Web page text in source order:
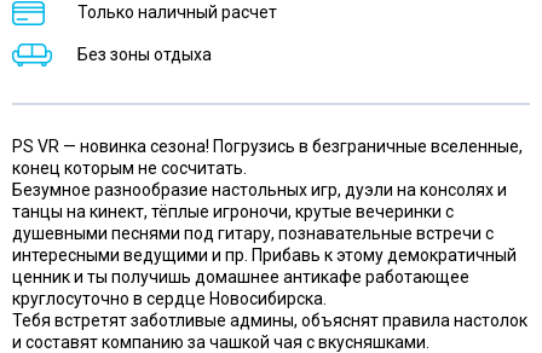
Только наличный расчет
Без зоны отдыха
PS VR — новинка сезона! Погрузись в безграничные вселенные,
конец которым не сосчитать.
Безумное разнообразие настольных игр, дуэли на консолях и
танцы на кинект, тёплые игроночи, крутые вечеринки с
душевными песнями под гитару, познавательные встречи с
интересными ведущими и пр. Прибавь к этому демократичный
ценник и ты получишь домашнее антикафе работающее
круглосуточно в сердце Новосибирска.
Тебя встретят заботливые админы, объяснят правила настолок
и составят компанию за чашкой чая с вкусняшками.